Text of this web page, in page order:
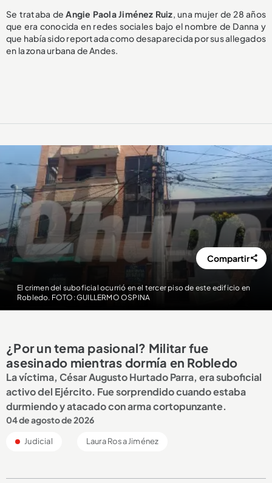
Se trataba deAngie Paola Jiménez Ruiz, una mujer de 28 años
que era conocida en redes sociales bajo el nombre de Danna y
que había sido reportada como desaparecida por sus allegados
en la zona urbana de Andes.
El crimen del suboficial ocurrió en el tercer piso de este edificio en
Robledo. FOTO: GUILLERMO OSPINA
Compartir
¿Por un tema pasional? Militar fue
asesinado mientras dormía en Robledo
La víctima, César Augusto Hurtado Parra, era suboficial
activo del Ejército. Fue sorprendido cuando estaba
durmiendo y atacado con arma cortopunzante.
04 de agosto de 2026
Judicial Laura Rosa Jiménez